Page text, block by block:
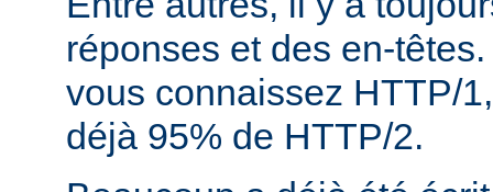
réponses et des en-
vous connaissez HTTP/
déjà 95% de HTTP/2.